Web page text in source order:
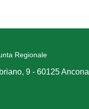
Regionale
9 - 60125 Ancona